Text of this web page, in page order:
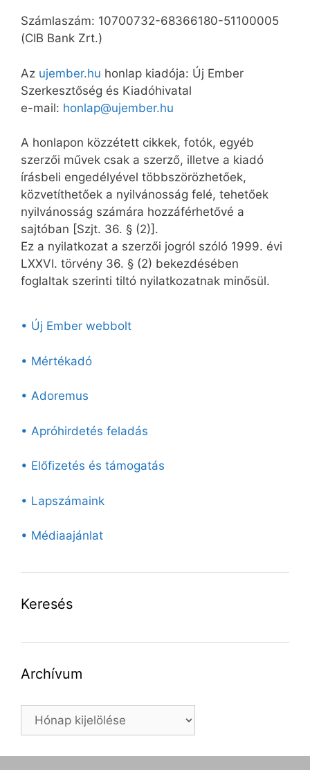
Számlaszám: 10700732-68366180-51100005
(CIB Bank Zrt.)
Az ujember.hu honlap kiadója: Új Ember
Szerkesztőség és Kiadóhivatal
e-mail: honlap@ujember.hu
A honlapon közzétett cikkek, fotók, egyéb
szerzői művek csak a szerző, illetve a kiadó
írásbeli engedélyével többszörözhetőek,
közvetíthetőek a nyilvánosság felé, tehetőek
nyilvánosság számára hozzáférhetővé a
sajtóban [Szjt. 36. § (2)].
Ez a nyilatkozat a szerzői jogról szóló 1999. évi
LXXVI. törvény 36. § (2) bekezdésében
foglaltak szerinti tiltó nyilatkozatnak minősül.
• Új Ember webbolt
• Mértékadó
• Adoremus
• Apróhirdetés feladás
• Előfizetés és támogatás
• Lapszámaink
• Médiaajánlat
Keresés
Archívum
Archívum